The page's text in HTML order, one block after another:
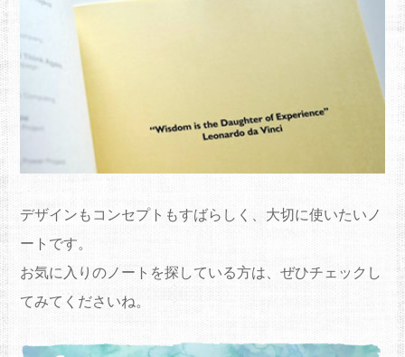
デザインもコンセプトもすばらしく、大切に使いたいノ
ートです。
お気に入りのノートを探している方は、ぜひチェックし
てみてくださいね。